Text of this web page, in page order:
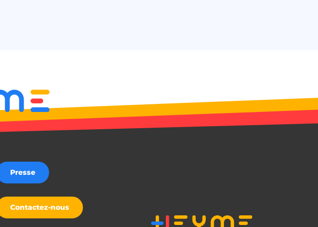
Presse
Contactez-nous
1 an 1
mois
Nécessaire pour la fonctionnalité de la
fonction de boîte de discussion du site
Web.
1 heure 59
secondes
charge la fonctionnalité de connexion en
détectant l'URL de redirection finale une
fois qu'un flux d'authentification OAuth
est terminé.
1 an
Ce cookie est utilisé par le service Cookie-
Script.com pour mémoriser les
préférences de consentement des
visiteurs en matière de cookies. Il est